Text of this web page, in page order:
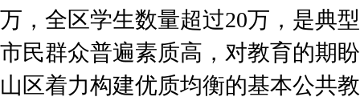
万，全区学生数量超过20万，是典
市民群众普遍素质高，对教育的期
山区着力构建优质均衡的基本公共